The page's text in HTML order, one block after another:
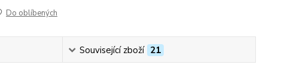
Do oblíbených
Související zboží 21